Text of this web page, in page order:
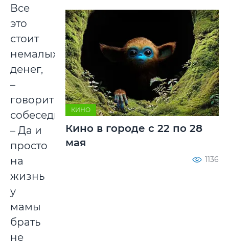
Все
это
стоит
немалых
денег,
–
говорит
собеседник.
– Да и
просто
на
жизнь
у
мамы
брать
не
КИНО
Кино в городе с 22 по 28
мая
1136